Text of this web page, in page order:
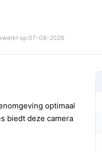
op 07-08-2026
optimaal
biedt deze camera